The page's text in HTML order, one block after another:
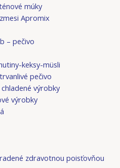
múky
Apromix
– pečivo
keksy-müsli
pečivo
výrobky
výrobky
zdravotnou poisťovňou